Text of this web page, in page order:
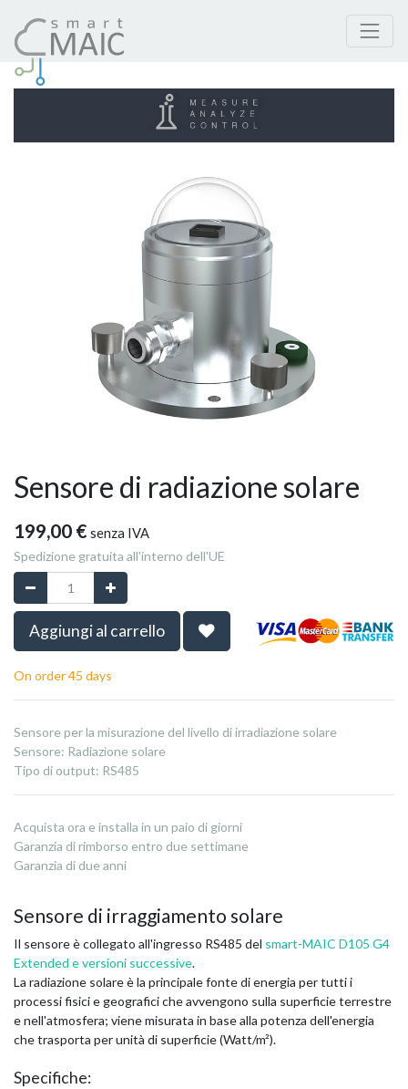
Sensore di radiazione solare
Sensore di radiazione solare
199,00 € senza IVA
Spedizione gratuita all'interno dell'UE
Aggiungi al carrello
On order 45 days
Sensore per la misurazione del livello di irradiazione solare
Sensore: Radiazione solare
Tipo di output: RS485
Acquista ora e installa in un paio di giorni
Garanzia di rimborso entro due settimane
Garanzia di due anni
Sensore di irraggiamento solare
Il sensore è collegato all'ingresso RS485 del smart-MAIC D105 G4
Extended e versioni successive.
La radiazione solare è la principale fonte di energia per tutti i
processi fisici e geografici che avvengono sulla superficie terrestre
e nell'atmosfera; viene misurata in base alla potenza dell'energia
che trasporta per unità di superficie (Watt/m²).
Specifiche: